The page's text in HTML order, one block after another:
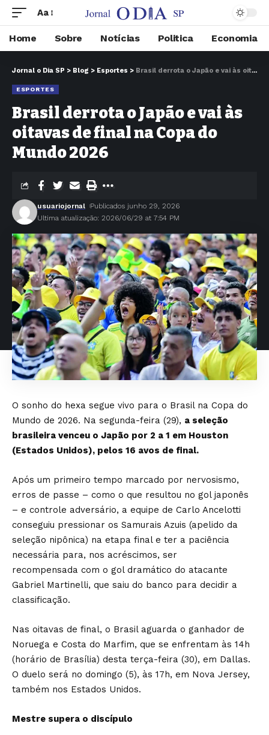
Aa
Home Sobre Notícias Politica Economia
Jornal o Dia SP > Blog > Esportes > Brasil derrota o Japão e vai às oitavas de final na Copa do Mundo 2026
ESPORTES
Brasil derrota o Japão e vai às
oitavas de final na Copa do
Mundo 2026
Ultima atualização: 2026/06/29 at 7:54 PM
usuariojornal Publicados junho 29, 2026
O sonho do hexa segue vivo para o Brasil na Copa do
Mundo de 2026. Na segunda-feira (29), a seleção
brasileira venceu o Japão por 2 a 1 em Houston
(Estados Unidos), pelos 16 avos de final.
Após um primeiro tempo marcado por nervosismo,
erros de passe – como o que resultou no gol japonês
– e controle adversário, a equipe de Carlo Ancelotti
conseguiu pressionar os Samurais Azuis (apelido da
seleção nipônica) na etapa final e ter a paciência
necessária para, nos acréscimos, ser
recompensada com o gol dramático do atacante
Gabriel Martinelli, que saiu do banco para decidir a
classificação.
Nas oitavas de final, o Brasil aguarda o ganhador de
Noruega e Costa do Marfim, que se enfrentam às 14h
(horário de Brasília) desta terça-feira (30), em Dallas.
O duelo será no domingo (5), às 17h, em Nova Jersey,
também nos Estados Unidos.
Mestre supera o discípulo